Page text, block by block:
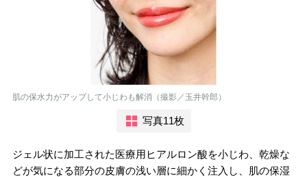
肌の保水力がアップして小じわも解消（撮影／玉井幹郎）
写真11枚
ジェル状に加工された医療用ヒアルロン酸を小じわ、乾燥な
どが気になる部分の皮膚の浅い層に細かく注入し、肌の保湿